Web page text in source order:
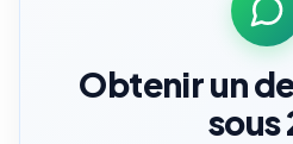
Obtenir un
sous